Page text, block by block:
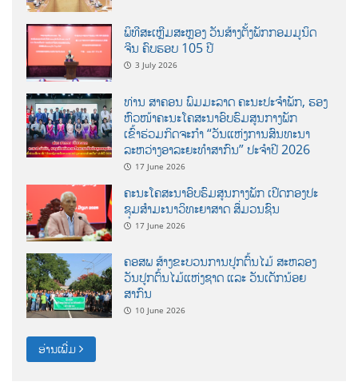
ພິທີສະເຫຼີມສະຫຼອງ ວັນສ້າງຕັ້ງພັກກອມມູນິດ
ຈີນ ຄົບຮອບ 105 ປີ
3 July 2026
ທ່ານ ສາຄອນ ພົມມະລາດ ຄະນະປະຈໍາພັກ, ຮອງ
ຫົວໜ້າຄະນະໂຄສະນາອົບຮົມສູນກາງພັກ
ເຂົ້າຮ່ວມກິດຈະກຳ “ວັນແຫ່ງການສົນທະນາ
ລະຫວ່າງອາລະຍະທຳສາກົນ” ປະຈຳປີ 2026
17 June 2026
ຄະນະໂຄສະນາອົບຮົມສູນກາງພັກ ເປີດກອງປະ
ຊຸມສຳມະນາວິທະຍາສາດ ສຶ່ມວນຊົນ
17 June 2026
ຄອສພ ສ້າງຂະບວນການປູກຕົ້ນໄມ້ ສະຫລອງ
ວັນປູກຕົ້ນໄມ້ແຫ່ງຊາດ ແລະ ວັນເດັກນ້ອຍ
ສາກົນ
10 June 2026
ອ່ານເພີ່ມ